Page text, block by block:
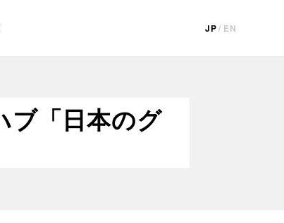
JP/ EN
ブ「日本のグ